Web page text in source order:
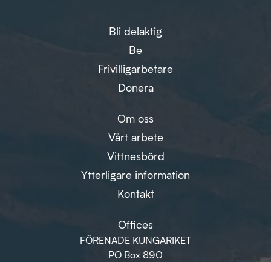
Bli delaktig
Be
Frivilligarbetare
Donera
Om oss
Vårt arbete
Vittnesbörd
Ytterligare information
Kontakt
Offices
FÖRENADE KUNGARIKET
PO Box 890